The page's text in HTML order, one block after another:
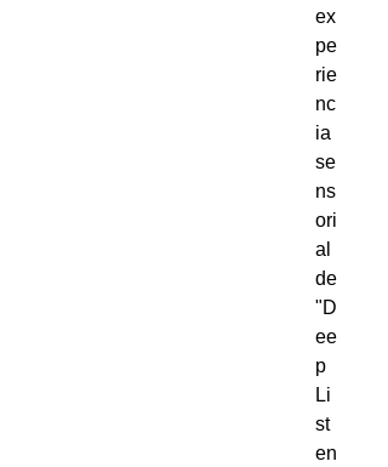
ex
pe
rie
nc
ia
se
ns
ori
al
de
"D
ee
p
Li
st
en